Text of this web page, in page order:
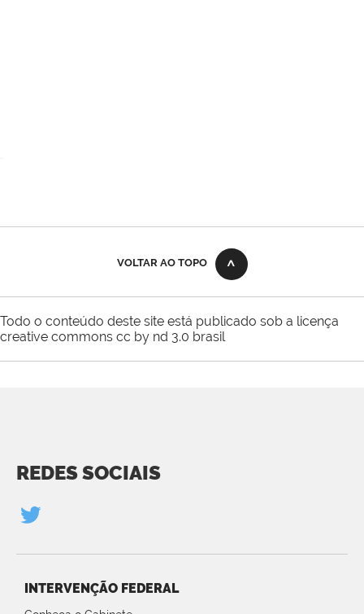
VOLTAR AO TOPO
Todo o conteúdo deste site está publicado sob a licença
creative commons cc by nd 3.0 brasil
REDES SOCIAIS
INTERVENÇÃO FEDERAL